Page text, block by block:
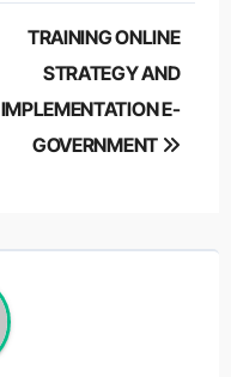
TRAINING ONLINE
STRATEGY AND
IMPLEMENTATION E-
GOVERNMENT